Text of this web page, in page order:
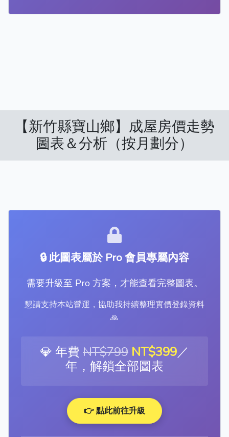
【新竹縣寶山鄉】成屋房價走勢
圖表＆分析（按月劃分）
🔒 此圖表屬於 Pro 會員專屬內容
需要升級至 Pro 方案，才能查看完整圖表。
懇請支持本站營運，協助我持續整理實價登錄資料
🙏
💎 年費 NT$799 NT$399／
年，解鎖全部圖表
👉 點此前往升級